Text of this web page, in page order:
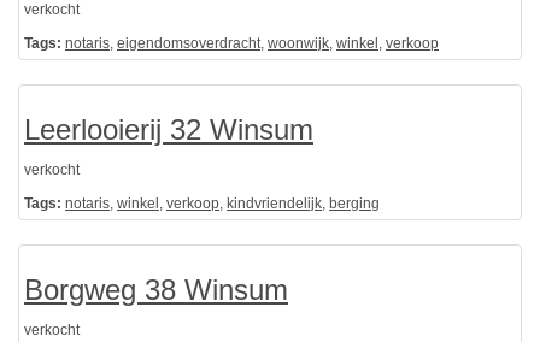
verkocht
Tags: notaris, eigendomsoverdracht, woonwijk, winkel , verkoop
Leerlooierij 32 Winsum
verkocht
Tags: notaris, winkel , verkoop, kindvriendelijk, berging
Borgweg 38 Winsum
verkocht